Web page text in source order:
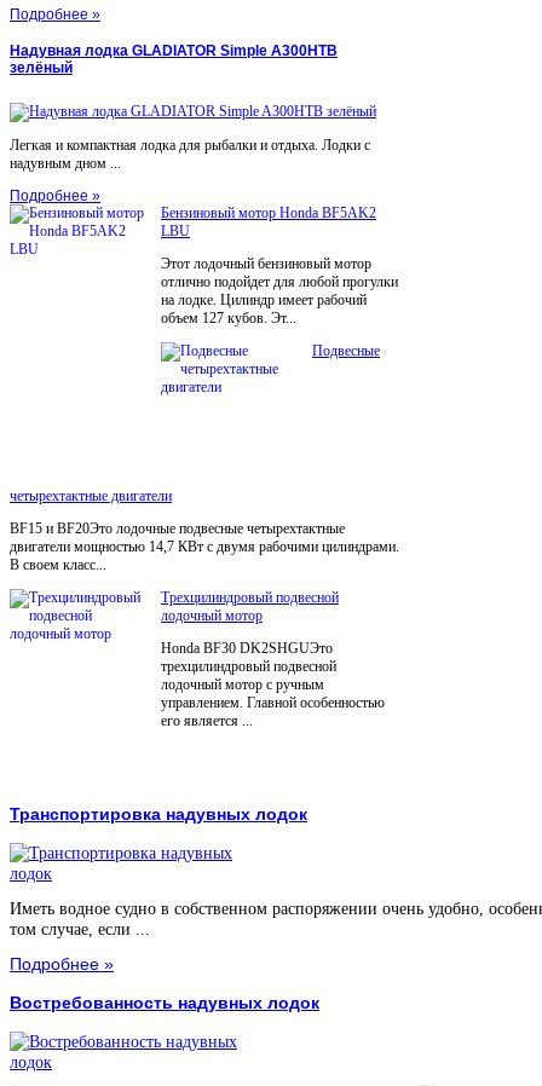
Подробнее »
Надувная лодка GLADIATOR Simple A300НТВ
зелёный
Легкая и компактная лодка для рыбалки и отдыха. Лодки с
надувным дном ...
Подробнее »
Бензиновый мотор Honda BF5AK2
LBU
Этот лодочный бензиновый мотор
отлично подойдет для любой прогулки
на лодке. Цилиндр имеет рабочий
объем 127 кубов. Эт...
Подвесные
четырехтактные двигатели
BF15 и BF20Это лодочные подвесные четырехтактные
двигатели мощностью 14,7 КВт с двумя рабочими цилиндрами.
В своем класс...
Трехцилиндровый подвесной
лодочный мотор
Honda BF30 DK2SHGUЭто
трехцилиндровый подвесной
лодочный мотор с ручным
управлением. Главной особенностью
его является ...
Транспортировка надувных лодок
Иметь водное судно в собственном распоряжении очень удобно,
том случае, если ...
Подробнее »
Востребованность надувных лодок